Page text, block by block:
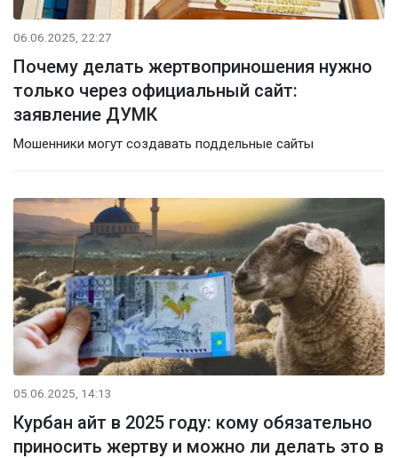
06.06.2025, 22:27
Почему делать жертвоприношения нужно
только через официальный сайт:
заявление ДУМК
Мошенники могут создавать поддельные сайты
05.06.2025, 14:13
Курбан айт в 2025 году: кому обязательно
приносить жертву и можно ли делать это в